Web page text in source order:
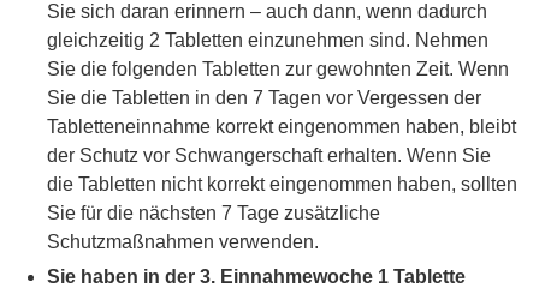
Sie sich daran erinnern – auch dann, wenn dadurch
gleichzeitig 2 Tabletten einzunehmen sind. Nehmen
Sie die folgenden Tabletten zur gewohnten Zeit. Wenn
Sie die Tabletten in den 7 Tagen vor Vergessen der
Tabletteneinnahme korrekt eingenommen haben, bleibt
der Schutz vor Schwangerschaft erhalten. Wenn Sie
die Tabletten nicht korrekt eingenommen haben, sollten
Sie für die nächsten 7 Tage zusätzliche
Schutzmaßnahmen verwenden.
Sie haben in der 3. Einnahmewoche 1 Tablette